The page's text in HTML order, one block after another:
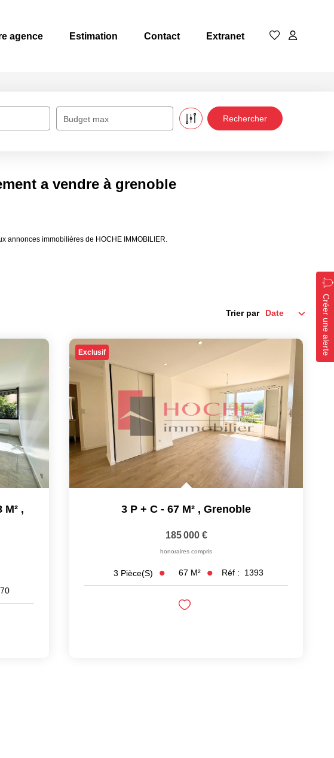
agence Estimation Contact Extranet
Budget max
a vendre à grenoble
annonces immobilières de HOCHE IMMOBILIER.
Créer une alerte
Trier par
M² ,
Exclusif
3 P + C - 67 M² ,Grenoble
185 000 €
honoraires compris
3 Pièce(s) 67 M² Réf : 1393